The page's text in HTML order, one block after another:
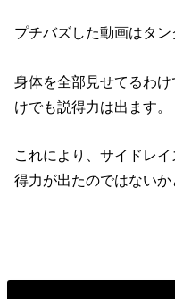
プチバズした動画はタン
身体を全部見せてるわ
けでも説得力は出ます。
これにより、サイドレ
得力が出たのではないか